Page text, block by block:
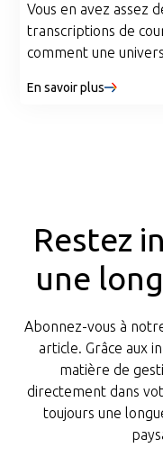
Vous en avez assez
transcriptions de
comment une
enregistrements
En savoir plus
Restez
une
Abonnez-vous à
article. Grâce aux
matière de
directement dans
toujours une